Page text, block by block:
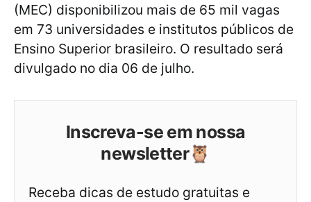
(MEC) disponibilizou mais de 65 mil vagas
em 73 universidades e institutos públicos de
Ensino Superior brasileiro. O resultado será
divulgado no dia 06 de julho.
Inscreva-se em nossa
newsletter🦉
Receba dicas de estudo gratuitas e